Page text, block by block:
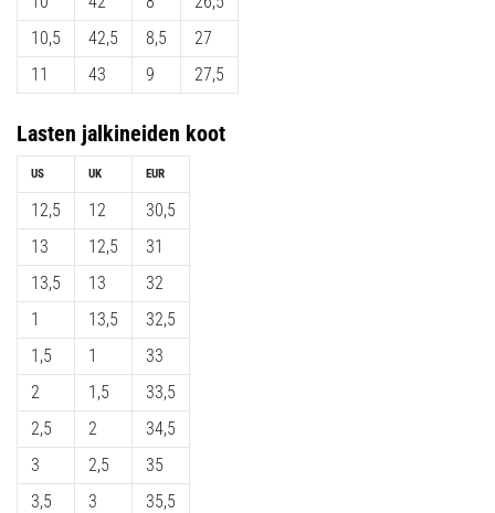
10,5
11
42,5
43
8,5
9
27
27,5
Lasten jalkineiden koot
US
12,5
13
13,5
1
1,5
2
2,5
3
3,5
UK
12
12,5
13
13,5
1
1,5
2
2,5
3
EUR
30,5
31
32
32,5
33
33,5
34,5
35
35,5